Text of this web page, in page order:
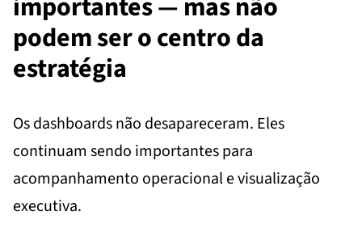
podem ser o centro da
estratégia
Os dashboards não desapareceram. Eles
continuam sendo importantes para
acompanhamento operacional e visualização
executiva.